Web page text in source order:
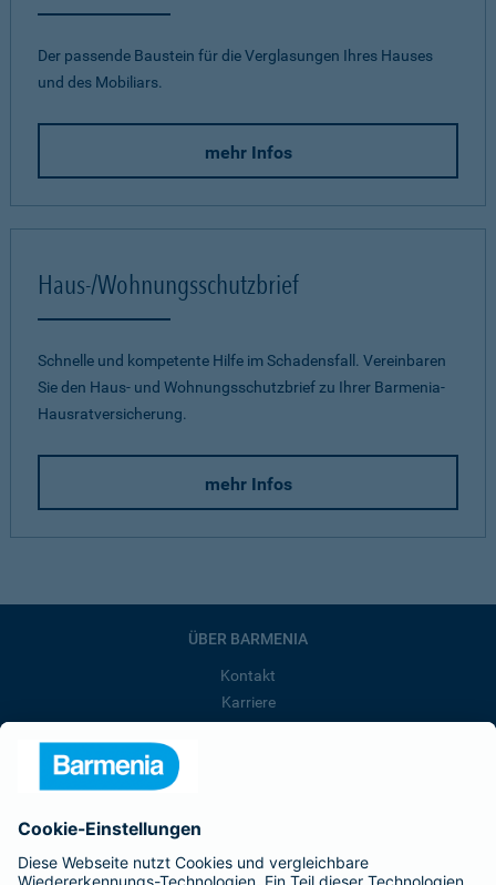
Der passende Baustein für die Verglasungen Ihres Hauses
und des Mobiliars.
mehr Infos
Haus-/Wohnungsschutzbrief
Schnelle und kompetente Hilfe im Schadensfall. Vereinbaren
Sie den Haus- und Wohnungsschutzbrief zu Ihrer Barmenia-
Hausratversicherung.
mehr Infos
ÜBER BARMENIA
Kontakt
Karriere
Barmenia ist Teil der BarmeniaGothaer